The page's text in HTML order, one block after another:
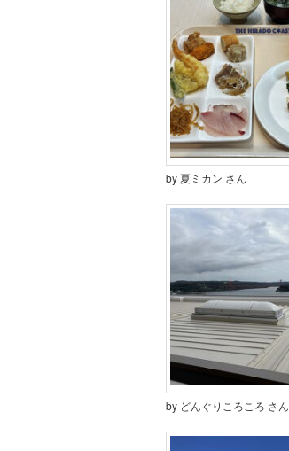
by 夏ミカン さん
by どんぐりころころ さん